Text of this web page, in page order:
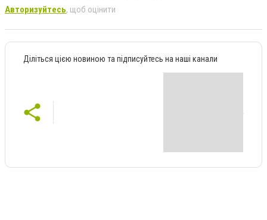
Авторизуйтесь, щоб оцінити
Діліться цією новиною та підписуйтесь на наші канали